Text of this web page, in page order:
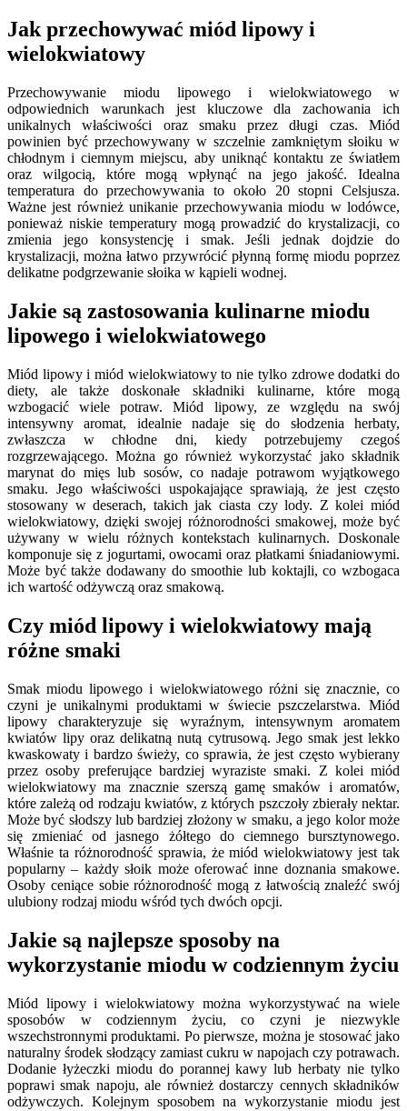
Jak przechowywać miód lipowy i
wielokwiatowy
Przechowywanie miodu lipowego i wielokwiatowego w
odpowiednich warunkach jest kluczowe dla zachowania ich
unikalnych właściwości oraz smaku przez długi czas. Miód
powinien być przechowywany w szczelnie zamkniętym słoiku w
chłodnym i ciemnym miejscu, aby uniknąć kontaktu ze światłem
oraz wilgocią, które mogą wpłynąć na jego jakość. Idealna
temperatura do przechowywania to około 20 stopni Celsjusza.
Ważne jest również unikanie przechowywania miodu w lodówce,
ponieważ niskie temperatury mogą prowadzić do krystalizacji, co
zmienia jego konsystencję i smak. Jeśli jednak dojdzie do
krystalizacji, można łatwo przywrócić płynną formę miodu poprzez
delikatne podgrzewanie słoika w kąpieli wodnej.
Jakie są zastosowania kulinarne miodu
lipowego i wielokwiatowego
Miód lipowy i miód wielokwiatowy to nie tylko zdrowe dodatki do
diety, ale także doskonałe składniki kulinarne, które mogą
wzbogacić wiele potraw. Miód lipowy, ze względu na swój
intensywny aromat, idealnie nadaje się do słodzenia herbaty,
zwłaszcza w chłodne dni, kiedy potrzebujemy czegoś
rozgrzewającego. Można go również wykorzystać jako składnik
marynat do mięs lub sosów, co nadaje potrawom wyjątkowego
smaku. Jego właściwości uspokajające sprawiają, że jest często
stosowany w deserach, takich jak ciasta czy lody. Z kolei miód
wielokwiatowy, dzięki swojej różnorodności smakowej, może być
używany w wielu różnych kontekstach kulinarnych. Doskonale
komponuje się z jogurtami, owocami oraz płatkami śniadaniowymi.
Może być także dodawany do smoothie lub koktajli, co wzbogaca
ich wartość odżywczą oraz smakową.
Czy miód lipowy i wielokwiatowy mają
różne smaki
Smak miodu lipowego i wielokwiatowego różni się znacznie, co
czyni je unikalnymi produktami w świecie pszczelarstwa. Miód
lipowy charakteryzuje się wyraźnym, intensywnym aromatem
kwiatów lipy oraz delikatną nutą cytrusową. Jego smak jest lekko
kwaskowaty i bardzo świeży, co sprawia, że jest często wybierany
przez osoby preferujące bardziej wyraziste smaki. Z kolei miód
wielokwiatowy ma znacznie szerszą gamę smaków i aromatów,
które zależą od rodzaju kwiatów, z których pszczoły zbierały nektar.
Może być słodszy lub bardziej złożony w smaku, a jego kolor może
się zmieniać od jasnego żółtego do ciemnego bursztynowego.
Właśnie ta różnorodność sprawia, że miód wielokwiatowy jest tak
popularny – każdy słoik może oferować inne doznania smakowe.
Osoby ceniące sobie różnorodność mogą z łatwością znaleźć swój
ulubiony rodzaj miodu wśród tych dwóch opcji.
Jakie są najlepsze sposoby na
wykorzystanie miodu w codziennym życiu
Miód lipowy i wielokwiatowy można wykorzystywać na wiele
sposobów w codziennym życiu, co czyni je niezwykle
wszechstronnymi produktami. Po pierwsze, można je stosować jako
naturalny środek słodzący zamiast cukru w napojach czy potrawach.
Dodanie łyżeczki miodu do porannej kawy lub herbaty nie tylko
poprawi smak napoju, ale również dostarczy cennych składników
odżywczych. Kolejnym sposobem na wykorzystanie miodu jest